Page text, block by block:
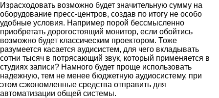
Израсходовать возможно будет значительную сумму на
оборудование пресс-центров, создав по итогу не особо
удобные условия. Например порой бессмысленно
приобретать дорогостоящий монитор, если обойтись
возможно будет классическим проектором. Тоже
разумеется касается аудисистем, для чего вкладывать
сотни тысяч в потрясающий звук, который применяется в
студиях записи? Намного будет проще использовать
надежную, тем не менее бюджетную аудиосистему, при
этом сэкономленные средства отправить для
автоматизации общей системы.